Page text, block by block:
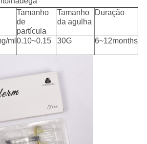
Tamanho
de
partícula
Tamanho
da agulha
Duração
ml 0.10~0.15 30G 6~12months